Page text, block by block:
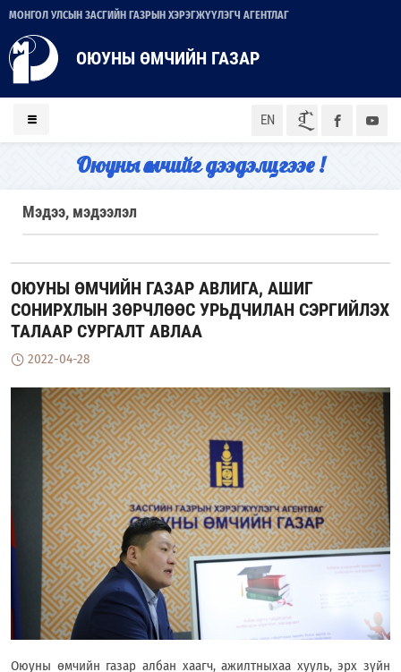
МОНГОЛ УЛСЫН ЗАСГИЙН ГАЗРЫН ХЭРЭГЖҮҮЛЭГЧ АГЕНТЛАГ
ОЮУНЫ ӨМЧИЙН ГАЗАР
EN ᠮᠣᠨ
Оюуны өмчийг дээдэлцгээе !
Мэдээ, мэдээлэл
ОЮУНЫ ӨМЧИЙН ГАЗАР АВЛИГА, АШИГ
СОНИРХЛЫН ЗӨРЧЛӨӨС УРЬДЧИЛАН СЭРГИЙЛЭХ
ТАЛААР СУРГАЛТ АВЛАА
2022-04-28
Оюуны өмчийн газар албан хаагч, ажилтныхаа хууль, эрх зүйн